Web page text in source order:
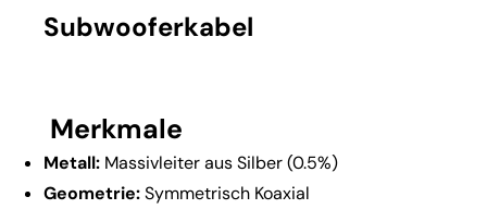
Subwooferkabel
Merkmale
Metall: Massivleiter aus Silber (0.5%)
Geometrie:Symmetrisch Koaxial